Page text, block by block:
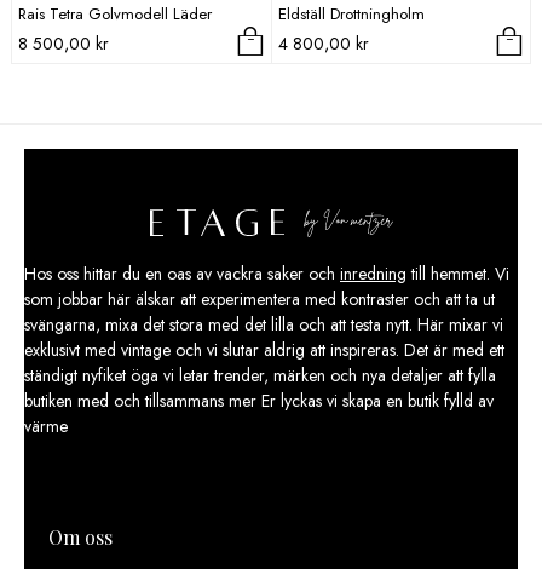
Rais Tetra Golvmodell Läder
8 500,00 kr
Eldställ Drottningholm
4 800,00 kr
Hos oss hittar du en oas av vackra saker och inredning till hemmet. Vi
som jobbar här älskar att experimentera med kontraster och att ta ut
svängarna, mixa det stora med det lilla och att testa nytt. Här mixar vi
exklusivt med vintage och vi slutar aldrig att inspireras. Det är med ett
ständigt nyfiket öga vi letar trender, märken och nya detaljer att fylla
butiken med och tillsammans mer Er lyckas vi skapa en butik fylld av
värme
Om oss